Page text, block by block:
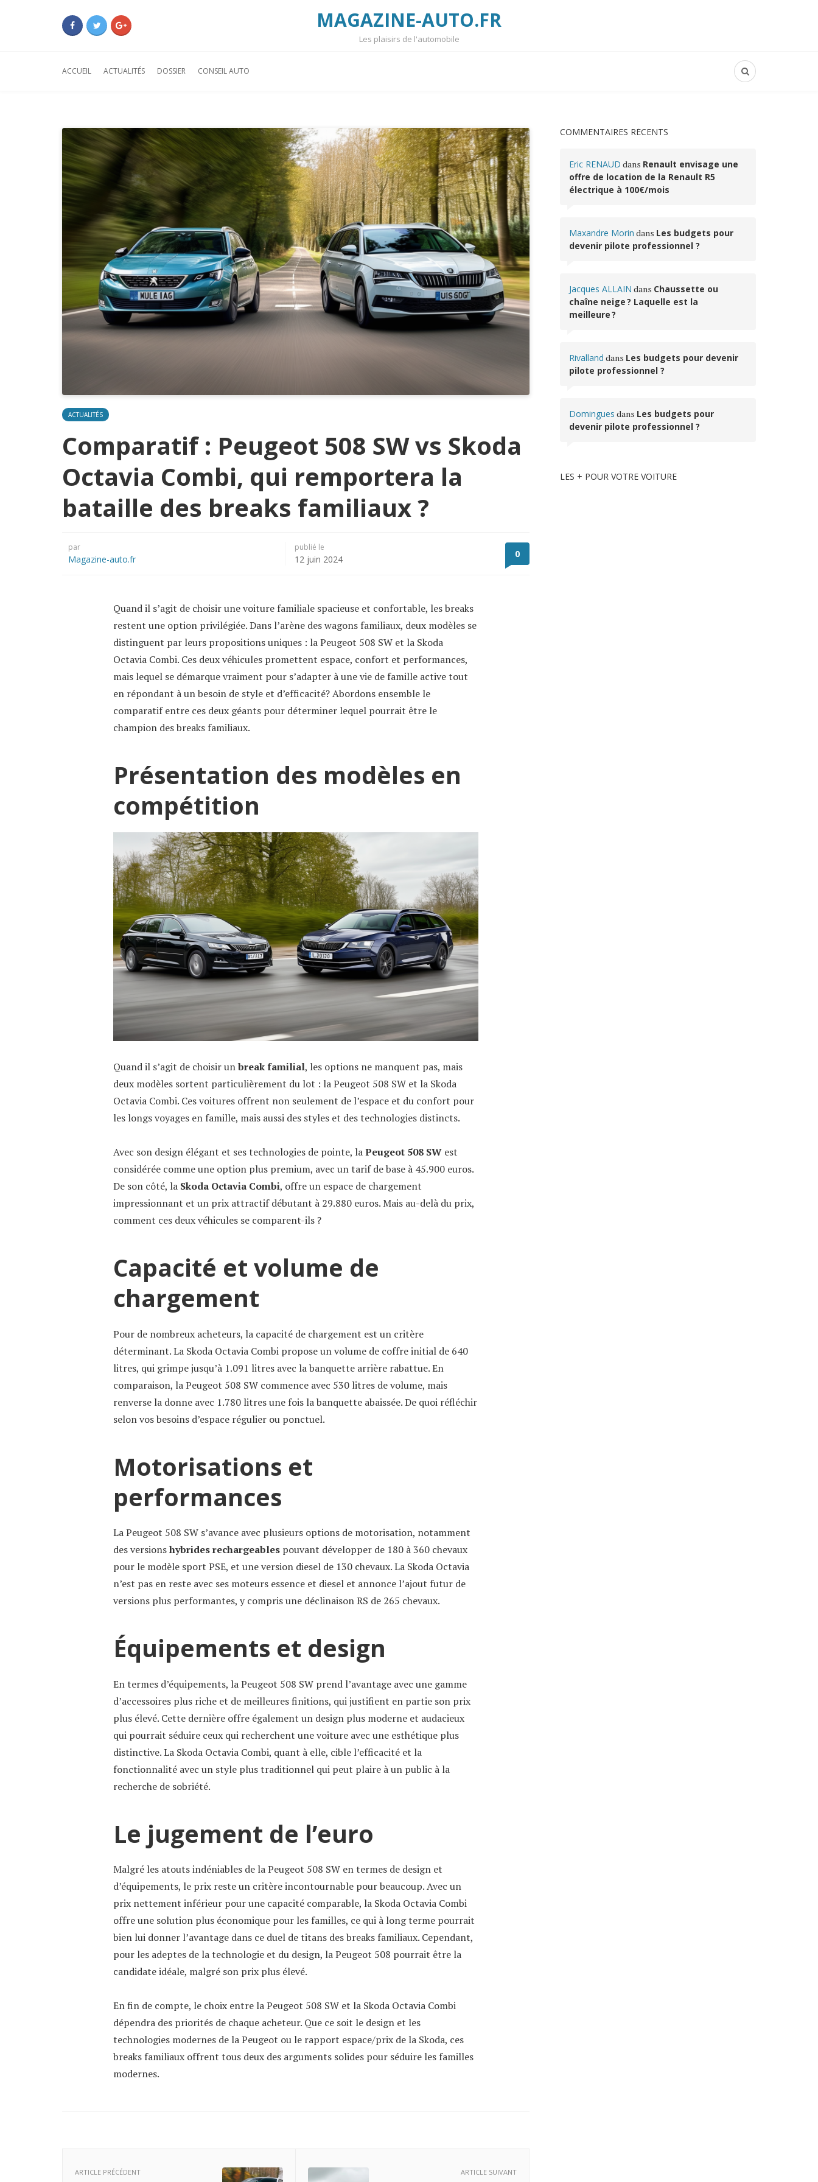
MAGAZINE-AUTO.FR
Les plaisirs de l'automobile
ACCUEIL ACTUALITÉS DOSSIER CONSEIL AUTO
ACTUALITÉS
Comparatif : Peugeot 508 SW vs Skoda
Octavia Combi, qui remportera la
bataille des breaks familiaux ?
par
Magazine-auto.fr
publié le
12 juin 2024 0
Quand il s’agit de choisir une voiture familiale spacieuse et confortable, les breaks
restent une option privilégiée. Dans l’arène des wagons familiaux, deux modèles se
distinguent par leurs propositions uniques : la Peugeot 508 SW et la Skoda
Octavia Combi. Ces deux véhicules promettent espace, confort et performances,
mais lequel se démarque vraiment pour s’adapter à une vie de famille active tout
en répondant à un besoin de style et d’efficacité? Abordons ensemble le
comparatif entre ces deux géants pour déterminer lequel pourrait être le
champion des breaks familiaux.
Présentation des modèles en
compétition
Quand il s’agit de choisir unbreak familial, les options ne manquent pas, mais
deux modèles sortent particulièrement du lot : la Peugeot 508 SW et la Skoda
Octavia Combi. Ces voitures offrent non seulement de l’espace et du confort pour
les longs voyages en famille, mais aussi des styles et des technologies distincts.
Avec son design élégant et ses technologies de pointe, laPeugeot 508 SW est
considérée comme une option plus premium, avec un tarif de base à 45.900 euros.
De son côté, la Skoda Octavia Combi, offre un espace de chargement
impressionnant et un prix attractif débutant à 29.880 euros. Mais au-delà du prix,
comment ces deux véhicules se comparent-ils ?
Capacité et volume de
chargement
Pour de nombreux acheteurs, la capacité de chargement est un critère
déterminant. La Skoda Octavia Combi propose un volume de coffre initial de 640
litres, qui grimpe jusqu’à 1.091 litres avec la banquette arrière rabattue. En
comparaison, la Peugeot 508 SW commence avec 530 litres de volume, mais
renverse la donne avec 1.780 litres une fois la banquette abaissée. De quoi réfléchir
selon vos besoins d’espace régulier ou ponctuel.
Motorisations et
performances
La Peugeot 508 SW s’avance avec plusieurs options de motorisation, notamment
des versionshybrides rechargeables pouvant développer de 180 à 360 chevaux
pour le modèle sport PSE, et une version diesel de 130 chevaux. La Skoda Octavia
n’est pas en reste avec ses moteurs essence et diesel et annonce l’ajout futur de
versions plus performantes, y compris une déclinaison RS de 265 chevaux.
Équipements et design
En termes d’équipements, la Peugeot 508 SW prend l’avantage avec une gamme
d’accessoires plus riche et de meilleures finitions, qui justifient en partie son prix
plus élevé. Cette dernière offre également un design plus moderne et audacieux
qui pourrait séduire ceux qui recherchent une voiture avec une esthétique plus
distinctive. La Skoda Octavia Combi, quant à elle, cible l’efficacité et la
fonctionnalité avec un style plus traditionnel qui peut plaire à un public à la
recherche de sobriété.
Le jugement de l’euro
Malgré les atouts indéniables de la Peugeot 508 SW en termes de design et
d’équipements, le prix reste un critère incontournable pour beaucoup. Avec un
prix nettement inférieur pour une capacité comparable, la Skoda Octavia Combi
offre une solution plus économique pour les familles, ce qui à long terme pourrait
bien lui donner l’avantage dans ce duel de titans des breaks familiaux. Cependant,
pour les adeptes de la technologie et du design, la Peugeot 508 pourrait être la
candidate idéale, malgré son prix plus élevé.
En fin de compte, le choix entre la Peugeot 508 SW et la Skoda Octavia Combi
dépendra des priorités de chaque acheteur. Que ce soit le design et les
technologies modernes de la Peugeot ou le rapport espace/prix de la Skoda, ces
breaks familiaux offrent tous deux des arguments solides pour séduire les familles
modernes.
ARTICLE PRÉCÉDENT ARTICLE SUIVANT
COMMENTAIRES RÉCENTS
Eric RENAUD dans Renault envisage une
offre de location de la Renault R5
électrique à 100€/mois
Maxandre Morin dans Les budgets pour
devenir pilote professionnel ?
Jacques ALLAIN dans Chaussette ou
chaîne neige ? Laquelle est la
meilleure ?
Rivalland dans Les budgets pour devenir
pilote professionnel ?
Domingues dans Les budgets pour
devenir pilote professionnel ?
LES + POUR VOTRE VOITURE